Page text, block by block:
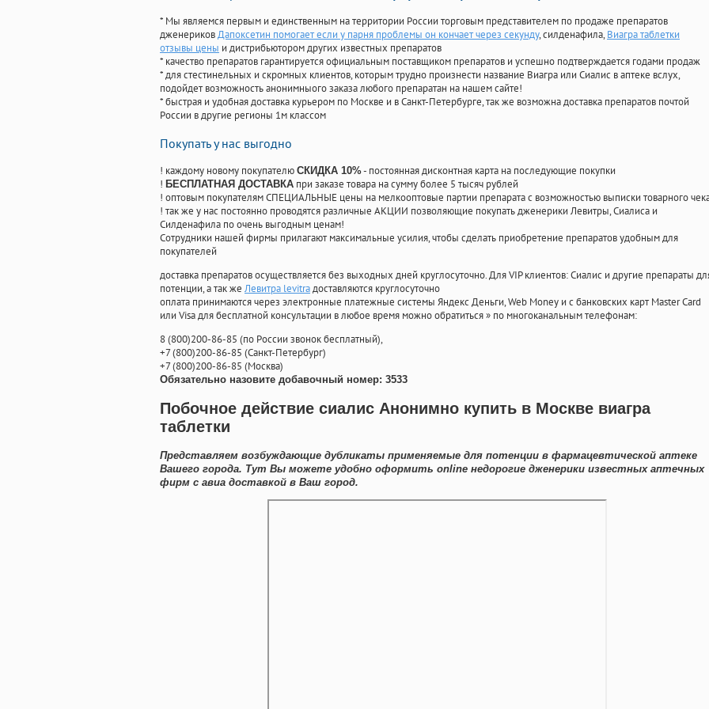
* Мы являемся первым и единственным на территории России торговым представителем по продаже препаратов
дженериковДапоксетин помогает если у парня проблемы он кончает через секунду, силденафила, Виагра таблетки
отзывы цены и дистрибьютором других известных препаратов
* качество препаратов гарантируется официальным поставщиком препаратов и успешно подтверждается годами продаж
* для стестинельных и скромных клиентов, которым трудно произнести название Виагра или Сиалис в аптеке вслух,
подойдет возможность анонимныого заказа любого препаратан на нашем сайте!
* быстрая и удобная доставка курьером по Москве и в Санкт-Петербурге, так же возможна доставка препаратов почтой
России в другие регионы 1м классом
Покупать у нас выгодно
! каждому новому покупателю СКИДКА 10%- постоянная дисконтная карта на последующие покупки
! БЕСПЛАТНАЯ ДОСТАВКА при заказе товара на сумму более 5 тысяч рублей
! оптовым покупателям СПЕЦИАЛЬНЫЕ цены на мелкооптовые партии препарата с возможностью выписки товарного
! так же у нас постоянно проводятся различные АКЦИИ позволяющие покупать дженерики Левитры, Сиалиса и
Силденафила по очень выгодным ценам!
Cотрудники нашей фирмы прилагают максимальные усилия, чтобы сделать приобретение препаратов удобным для
покупателей
доставка препаратов осуществляется без выходных дней круглосуточно. Для VIP клиентов: Сиалис и другие препараты
потенции, а так же Левитра levitraдоставляются круглосуточно
оплата принимаются через электронные платежные системы Яндекс Деньги, Web Money и с банковских карт Master Card
или Visa для бесплатной консультации в любое время можно обратиться» по многоканальным телефонам:
8(800)200-86-85 (по России звонок бесплатный),
+7(800)200-86-85 (Санкт-Петербург)
+7(800)200-86-85 (Москва)
Обязательно назовите добавочный номер: 3533
Побочное действие сиалис Анонимно купить в Москве виагра
таблетки
Представляем возбуждающие дубликаты применяемые для потенции в фармацевтической аптеке
Вашего города. Тут Вы можете удобно оформить online недорогие дженерики известных аптечных
фирм с авиа доставкой в Ваш город.